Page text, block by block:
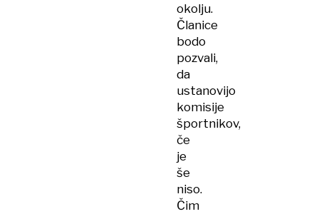
okolju.
Članice
bodo
pozvali,
da
ustanovijo
komisije
športnikov,
če
je
še
niso.
Čim